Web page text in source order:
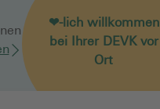
❤-lich willkommen
bei Ihrer DEVK vor
Ort